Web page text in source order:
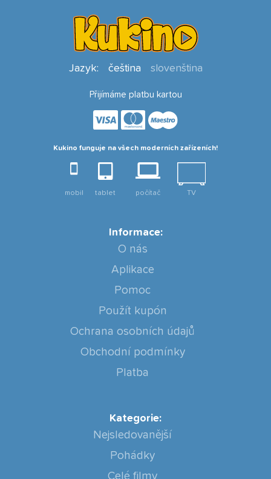
Informace:
O nás
Aplikace
Pomoc
Použít kupón
Ochrana osobních údajů
Obchodní podmínky
Platba
Kategorie:
Nejsledovanější
Pohádky
Celé filmy
Jazyk: čeština slovenština
Přijímáme platbu kartou
Kukino funguje na všech moderních zařízeních!
mobil tablet počítač TV